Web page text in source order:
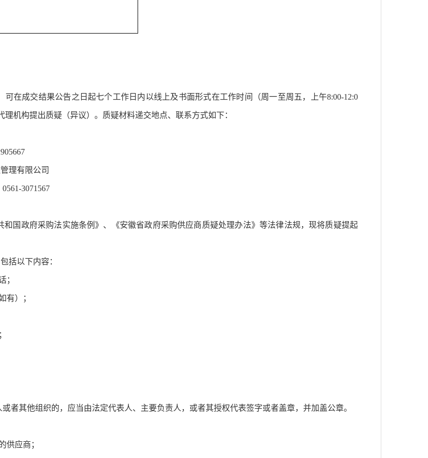
可在成交结果公告之日起七个工作日内以线上及书面形式在工作时间（周一至周五，上午8:00-12:0
机构提出质疑（异议）。质疑材料递交地点、联系方式如下：
理有限公司
0561-3071567
国政府采购法实施条例》、《安徽省政府采购供应商质疑处理办法》等法律法规，现将质疑提起
括以下内容：
；
有）；
者其他组织的，应当由法定代表人、主要负责人，或者其授权代表签字或者盖章，并加盖公章。
供应商；